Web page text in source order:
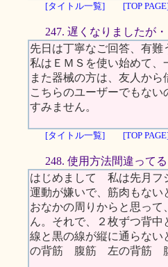
[タイトル一覧] [TOP
247. 遅くなりましたが・
先日は丁寧なご回答、有難
私はＥＭＳを使い始めて、
また器械の方は、友人から
こちらのユーザーでもない
すみません。
[タイトル一覧] [TOP
248. 使用方法間違ってる
はじめまして 私は先月フ
運動が嫌いで、筋肉もない
おなかの周りからと思っ
ん。それで、２枚ずつ背
線と黒の線が縦に通らな
の背筋 腹筋 左の背筋 腹